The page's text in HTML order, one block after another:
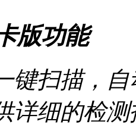
版功能
键扫描，
详细的检